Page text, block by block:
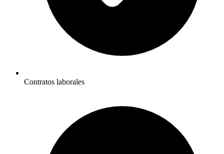
Contratos laborales